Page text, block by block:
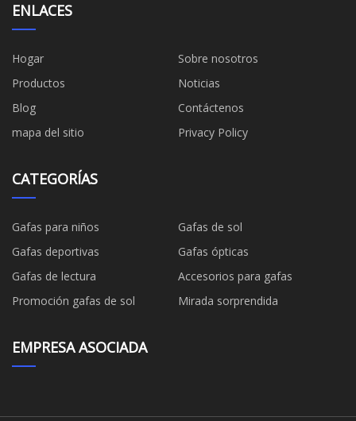
ENLACES
Hogar
Sobre nosotros
Productos
Noticias
Blog
Contáctenos
mapa del sitio
Privacy Policy
CATEGORÍAS
Gafas para niños
Gafas de sol
Gafas deportivas
Gafas ópticas
Gafas de lectura
Accesorios para gafas
Promoción gafas de sol
Mirada sorprendida
EMPRESA ASOCIADA